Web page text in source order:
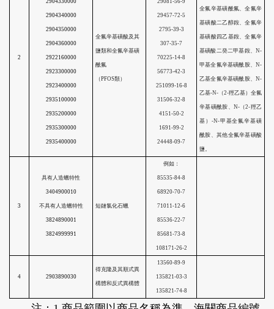
2904310000
2904320000
2922160000
2923400000
2935100000
全氟辛基磺酸及其
鹽類和全氟辛基磺